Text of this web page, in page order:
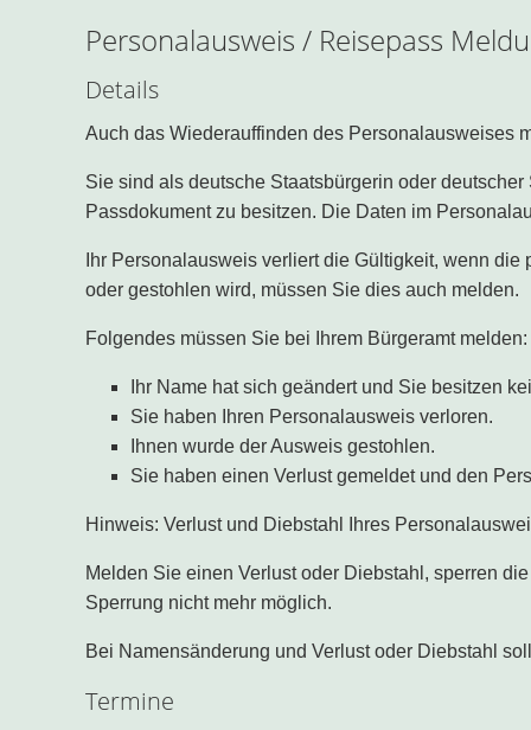
Personalausweis / Reisepass
Details
Auch das Wiederauffinden des Personalausweises
Sie sind als deutsche Staatsbürgerin oder
Passdokument zu besitzen. Die Daten im
Ihr Personalausweis verliert die Gültigkeit, wenn
oder gestohlen wird, müssen Sie dies auch melden.
Folgendes müssen Sie bei Ihrem Bürgeramt melden:
Ihr Name hat sich geändert und Sie besitzen
Sie haben Ihren Personalausweis verloren.
Ihnen wurde der Ausweis gestohlen.
Sie haben einen Verlust gemeldet und den
Hinweis: Verlust und Diebstahl Ihres
Melden Sie einen Verlust oder Diebstahl, sperren
Sperrung nicht mehr möglich.
Bei Namensänderung und Verlust oder Diebstahl
Termine